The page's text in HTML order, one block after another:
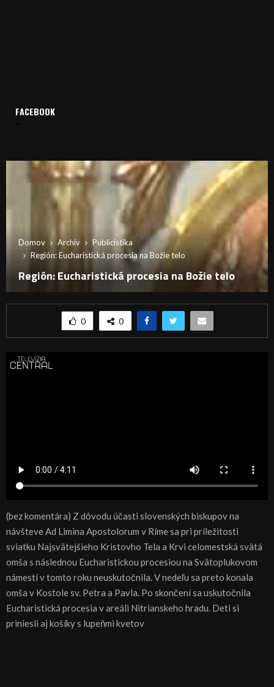
Domov Archív
Publicistika
Región: Eucharistická procesia na Božie telo
Región: Eucharistická procesia na Božie telo
0 0
(bez komentára) Z dôvodu účasti slovenských biskupov na
návšteve Ad Limina Apostolorum v Ríme sa pri príležitosti
sviatku Najsvätejšieho Kristovho Tela a Krvi celomestská svätá
omša s následnou Eucharistickou procesiou na Svätoplukovom
námestí v tomto roku neuskutočnila. V nedeľu sa preto konala
omša v Kostole sv. Petra a Pavla. Po skončení sa uskutočnila
Eucharistická procesia v areáli Nitrianskeho hradu. Deti si
priniesli aj košíky s lupeňmi kvetov
FACEBOOK